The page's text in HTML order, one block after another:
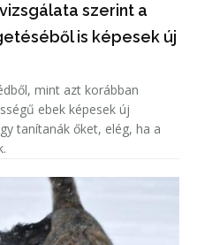
szerint a
is képesek új
mint azt korábban
ebek képesek új
tanítanák őket, elég, ha a